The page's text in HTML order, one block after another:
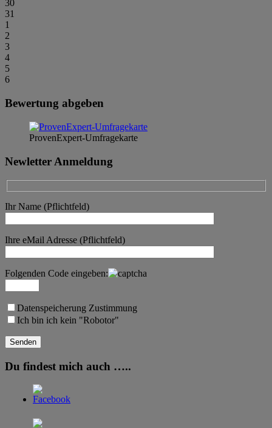
30
31
1
2
3
4
5
6
Bewertung abgeben
ProvenExpert-Umfragekarte
Newletter Anmeldung
Ihr Name (Pflichtfeld)
Ihre eMail Adresse (Pflichtfeld)
Folgenden Code eingeben:
Datenspeicherung Zustimmung
Ich bin ich kein "Robotor"
Du findest mich auch …..